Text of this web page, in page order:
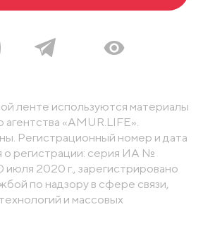
ленте используются материалы
«AMUR.LIFE».
Регистрационный номер и дата
о регистрации: серия ИА №
2020 г., зарегистрировано
по надзору в сфере связи,
и массовых